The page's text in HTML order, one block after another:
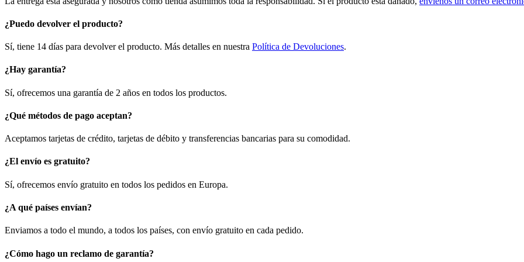
¿Puedo devolver el producto?
Sí, tiene 14 días para devolver el producto. Más detalles en nuestra Política de Devoluciones.
¿Hay garantía?
Sí, ofrecemos una garantía de 2 años en todos los productos.
¿Qué métodos de pago aceptan?
Aceptamos tarjetas de crédito, tarjetas de débito y transferencias bancarias para su comodidad.
¿El envío es gratuito?
Sí, ofrecemos envío gratuito en todos los pedidos en Europa.
¿A qué países envían?
Enviamos a todo el mundo, a todos los países, con envío gratuito en cada pedido.
¿Cómo hago un reclamo de garantía?